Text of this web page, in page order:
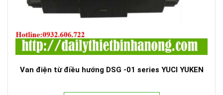
Van điện từ điều hướng DSG -01 series YUCI YUKEN